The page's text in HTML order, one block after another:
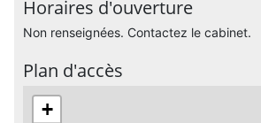
Horaires d'ouverture
Non renseignées. Contactez le cabinet.
Plan d'accès
+